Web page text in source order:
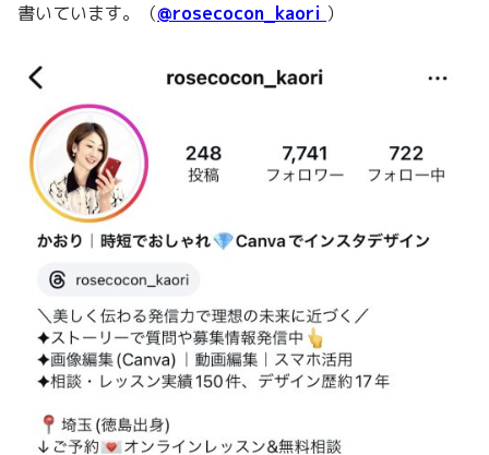
書いています。（@rosecocon_kaori ）